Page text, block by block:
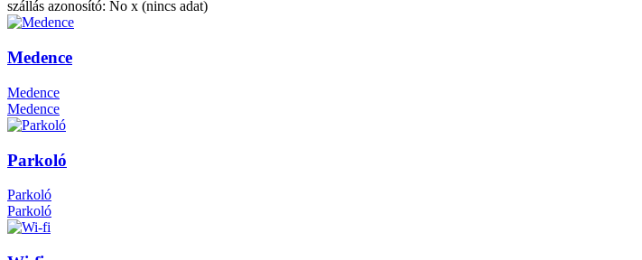
szállás azonosító: No x (nincs adat)
Medence
Medence
Medence
Parkoló
Parkoló
Parkoló